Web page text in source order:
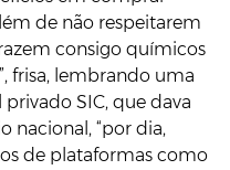
de não respeitarem
consigo químicos
frisa, lembrando uma
SIC, que dava
nacional, “por dia,
de plataformas como